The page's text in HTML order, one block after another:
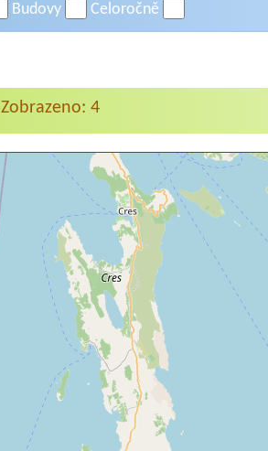
Budovy Celoročně
Zobrazeno: 4